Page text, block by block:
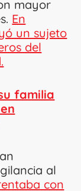
mayor
En
un sujeto
del
familia
al
con